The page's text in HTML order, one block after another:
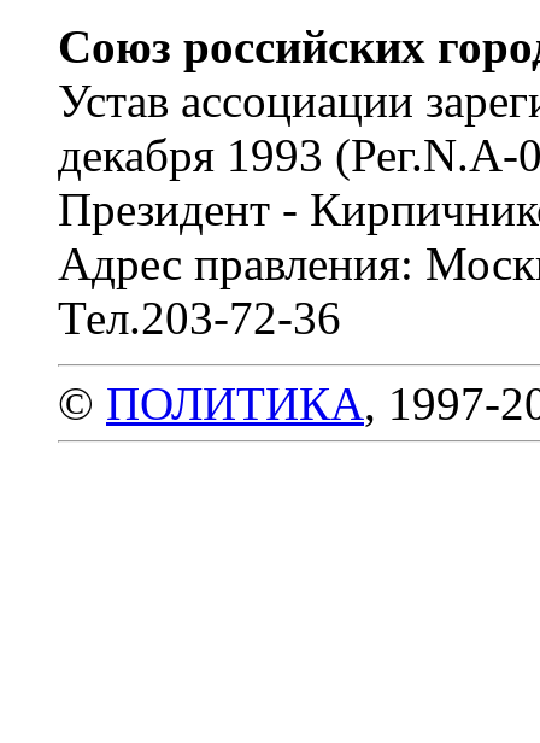
Союз российских
Устав ассоциации
декабря 1993 (Рег.N.А-
Президент -
Адрес правления:
Тел.203-72-36
© ПОЛИТИКА, 1997-